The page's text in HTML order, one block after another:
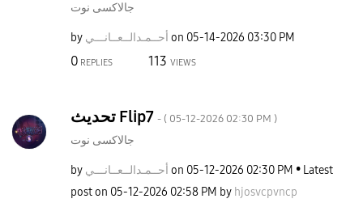
جالاكسى نوت
by أحــمـدالــعــانـــي on ‎05-14-2026 03:30 PM
0 REPLIES 113 VIEWS
تحديث Flip7 - ( ‎05-12-2026 02:30 PM )
جالاكسى نوت
by أحــمـدالــعــانـــي on ‎05-12-2026 02:30 PM
Latest
post on ‎05-12-2026 02:58 PM by hjosvcpvncp